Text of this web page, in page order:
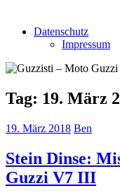
Datenschutz
Impressum
Tag: 19. März
19. März 2018 Ben
Stein Dinse:
Guzzi V7 III